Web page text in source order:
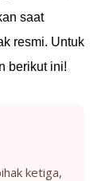
saat
resmi. Untuk
berikut ini!
ketiga,